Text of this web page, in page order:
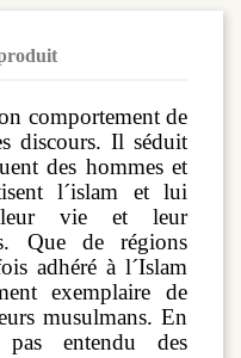
comportement de
discours. Il séduit
des hommes et
l´islam et lui
leur vie et leur
Que de régions
adhéré à l´Islam
exemplaire de
musulmans. En
pas entendu des